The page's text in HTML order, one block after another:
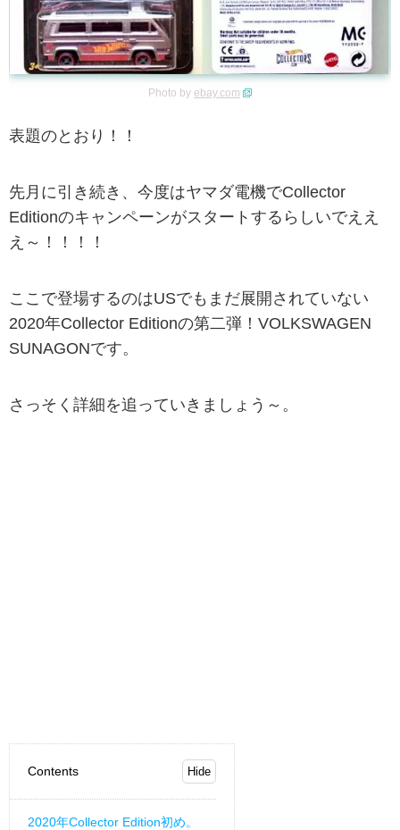
Photo by ebay.com
表題のとおり！！
先月に引き続き、今度はヤマダ電機でCollector
Editionのキャンペーンがスタートするらしいでええ
え～！！！！
ここで登場するのはUSでもまだ展開されていない
2020年Collector Editionの第二弾！VOLKSWAGEN
SUNAGONです。
さっそく詳細を追っていきましょう～。
Contents
2020年Collector Edition初め。